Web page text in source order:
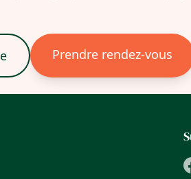
Prendre rendez-vous